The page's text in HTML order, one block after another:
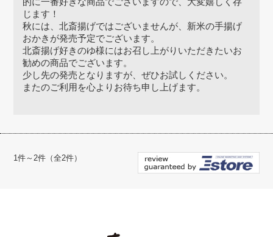
じます！
秋には、北斎揚げではございませんが、新米の手揚げ
おかきが発売予定でございます。
北斎揚げ好きのゆ様にはお召し上がりいただきたいお
勧めの商品でございます。
少し先の発売となりますが、ぜひお試しください。
またのご利用を心よりお待ち申し上げます。
1件～2件（全2件）